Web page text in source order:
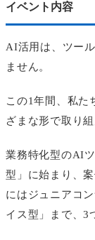
イベント内容
AI活用は、ツー
ません。
この1年間、私た
ざまな形で取り
業務特化型のAI
型」に始まり、
にはジュニアコ
イス型」まで、3